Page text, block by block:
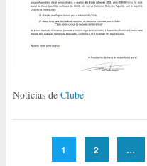
Noticias de Clube
1 2 …